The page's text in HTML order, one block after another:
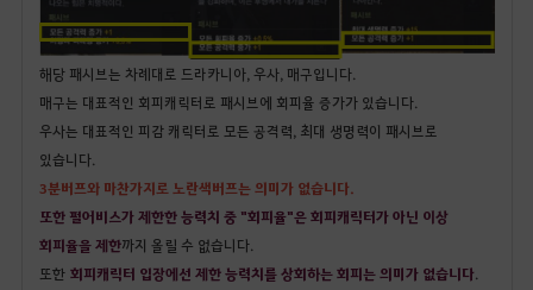
해당 패시브는 차례대로 드라카니아, 우사, 매구입니다.
매구는 대표적인 회피캐릭터로 패시브에 회피율 증가가 있습니다.
우사는 대표적인 피감 캐릭터로 모든 공격력, 최대 생명력이 패시브로
있습니다.
3분버프와 마찬가지로 노란색버프는 의미가 없습니다.
또한 펄어비스가 제한한 능력치 중 "회피율"은 회피캐릭터가 아닌 이상
회피율을 제한까지 올릴 수 없습니다.
또한 회피캐릭터 입장에선 제한 능력치를 상회하는 회피는 의미가 없습니다